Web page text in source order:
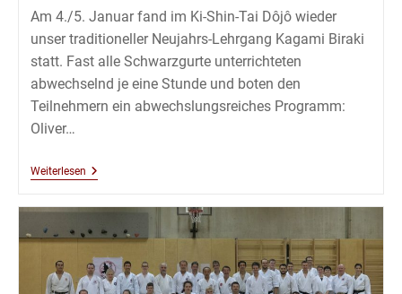
Am 4./5. Januar fand im Ki-Shin-Tai Dôjô wieder
unser traditioneller Neujahrs-Lehrgang Kagami Biraki
statt. Fast alle Schwarzgurte unterrichteten
abwechselnd je eine Stunde und boten den
Teilnehmern ein abwechslungsreiches Programm:
Oliver…
WeiterlesenKarate
Jahreseröffnungslehrgang
‚Kagami
Biraki
&
Shinnenkai
2020‘